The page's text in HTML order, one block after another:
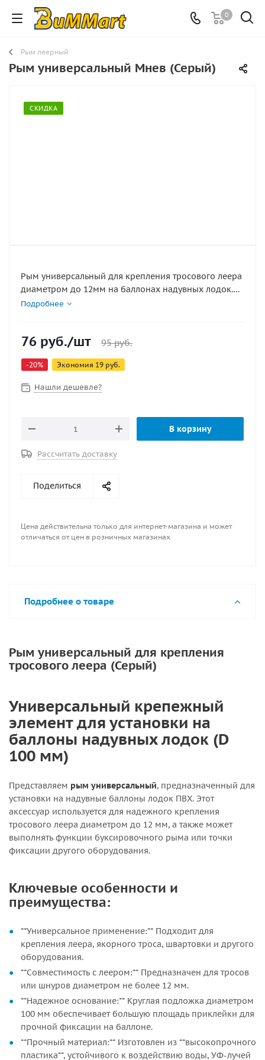
0
Рым леерный
Рым универсальный Мнев (Серый)
СКИДКА
Рым универсальный для крепления тросового леера
диаметром до 12мм на баллонах надувных лодок.
Диаметр 100 мм, высота 35 мм.
Подробнее
76 руб./шт 95руб.
-20% Экономия 19 руб.
Нашли дешевле?
В корзину
Рассчитать доставку
Поделиться
Цена действительна только для интернет-магазина и может
отличаться от цен в розничных магазинах
Подробнее о товаре
Рым универсальный для крепления
тросового леера (Серый)
Универсальный крепежный
элемент для установки на
баллоны надувных лодок (D
100 мм)
Представляем рым универсальный, предназначенный для
установки на надувные баллоны лодок ПВХ. Этот
аксессуар используется для надежного крепления
тросового леера диаметром до 12 мм, а также может
выполнять функции буксировочного рыма или точки
фиксации другого оборудования.
Ключевые особенности и
преимущества:
**Универсальное применение:** Подходит для
крепления леера, якорного троса, швартовки и другого
оборудования.
**Совместимость с леером:** Предназначен для тросов
или шнуров диаметром не более 12 мм.
**Надежное основание:** Круглая подложка диаметром
100 мм обеспечивает большую площадь приклейки для
прочной фиксации на баллоне.
**Прочный материал:** Изготовлен из **высокопрочного
пластика**, устойчивого к воздействию воды, УФ-лучей